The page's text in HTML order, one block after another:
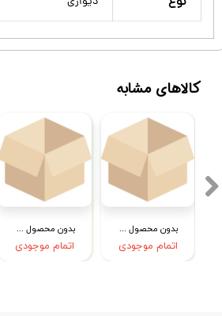
بدون محصول جهت نمایش
اتمام موجودی
بدون محصول جهت نمایش
اتمام موجودی
کالاهای مشابه